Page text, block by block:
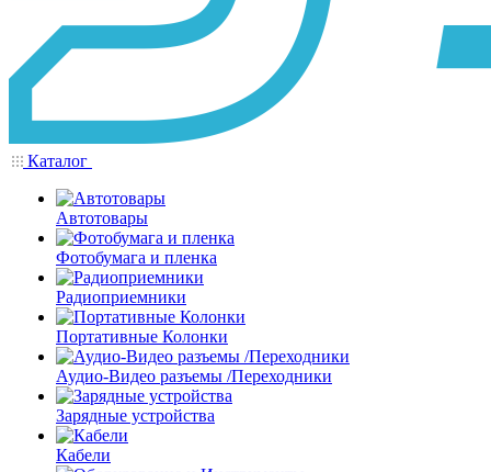
Каталог
Автотовары
Фотобумага и пленка
Радиоприемники
Портативные Колонки
Аудио-Видео разъемы /Переходники
Зарядные устройства
Кабели